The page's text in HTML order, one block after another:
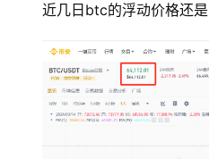
近几日btc的浮动价格还是